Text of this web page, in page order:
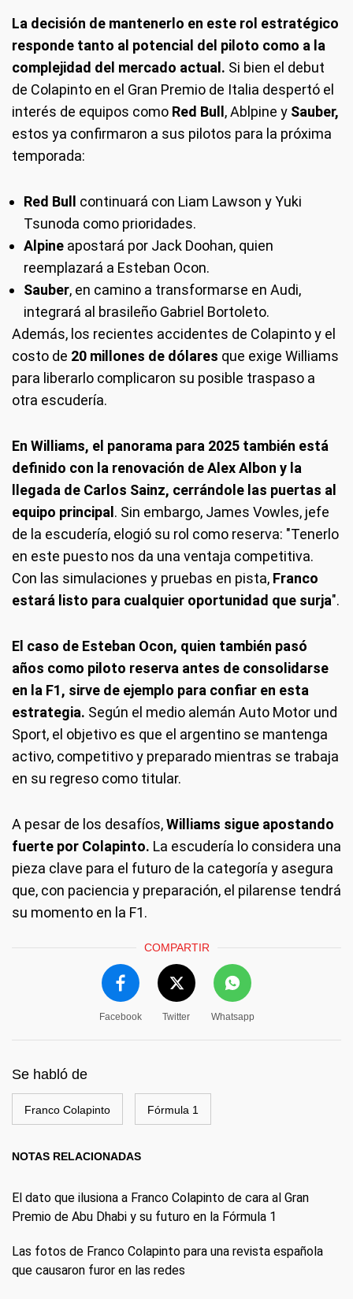
La decisión de mantenerlo en este rol estratégico
responde tanto al potencial del piloto como a la
complejidad del mercado actual. Si bien el debut
de Colapinto en el Gran Premio de Italia despertó el
interés de equipos como Red Bull , Ablpine y Sauber,
estos ya confirmaron a sus pilotos para la próxima
temporada:
Red Bull
continuará con Liam Lawson y Yuki
Tsunoda como prioridades.
Alpine apostará por Jack Doohan, quien
reemplazará a Esteban Ocon.
Sauber, en camino a transformarse en Audi,
integrará al brasileño Gabriel Bortoleto.
Además, los recientes accidentes de Colapinto y el
costo de 20 millones de dólares que exige Williams
para liberarlo complicaron su posible traspaso a
otra escudería.
En Williams, el panorama para 2025 también está
definido con la renovación de Alex Albon y la
llegada de Carlos Sainz, cerrándole las puertas al
equipo principal . Sin embargo, James Vowles, jefe
de la escudería, elogió su rol como reserva: "Tenerlo
en este puesto nos da una ventaja competitiva.
Con las simulaciones y pruebas en pista, Franco
estará listo para cualquier oportunidad que surja".
El caso de Esteban Ocon, quien también pasó
años como piloto reserva antes de consolidarse
en la F1, sirve de ejemplo para confiar en esta
estrategia. Según el medio alemán Auto Motor und
Sport, el objetivo es que el argentino se mantenga
activo, competitivo y preparado mientras se trabaja
en su regreso como titular.
A pesar de los desafíos,Williams sigue apostando
fuerte por Colapinto. La escudería lo considera una
pieza clave para el futuro de la categoría y asegura
que, con paciencia y preparación, el pilarense tendrá
su momento en la F1.
COMPARTIR
Facebook Twitter Whatsapp
Se habló de
Franco Colapinto Fórmula 1
NOTAS RELACIONADAS
El dato que ilusiona a Franco Colapinto de cara al Gran
Premio de Abu Dhabi y su futuro en la Fórmula 1
Las fotos de Franco Colapinto para una revista española
que causaron furor en las redes